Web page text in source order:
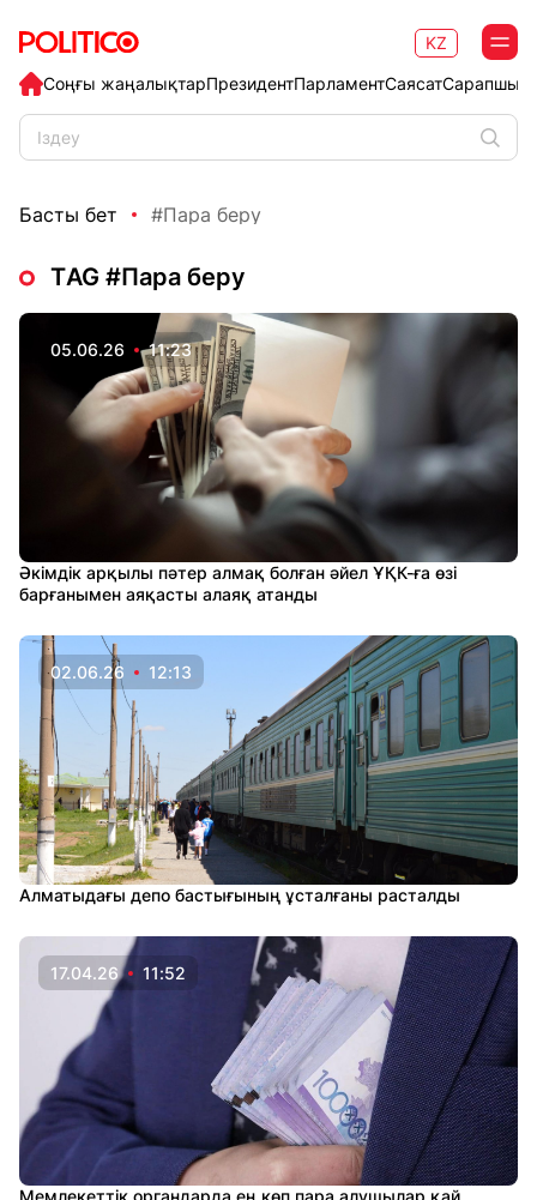
Соңғы жаңалықтарПрезидентПарламентСаясат
KZ
Басты бет #Пара беру
ТAG #Пара беру
05.06.26 11:23
Әкімдік арқылы пәтер алмақ болған әйел ҰҚК-ға өзі
барғанымен аяқасты алаяқ атанды
02.06.26 12:13
Алматыдағы депо бастығының ұсталғаны расталды
17.04.26 11:52
Мемлекеттік органдарда ең көп пара алушылар қай